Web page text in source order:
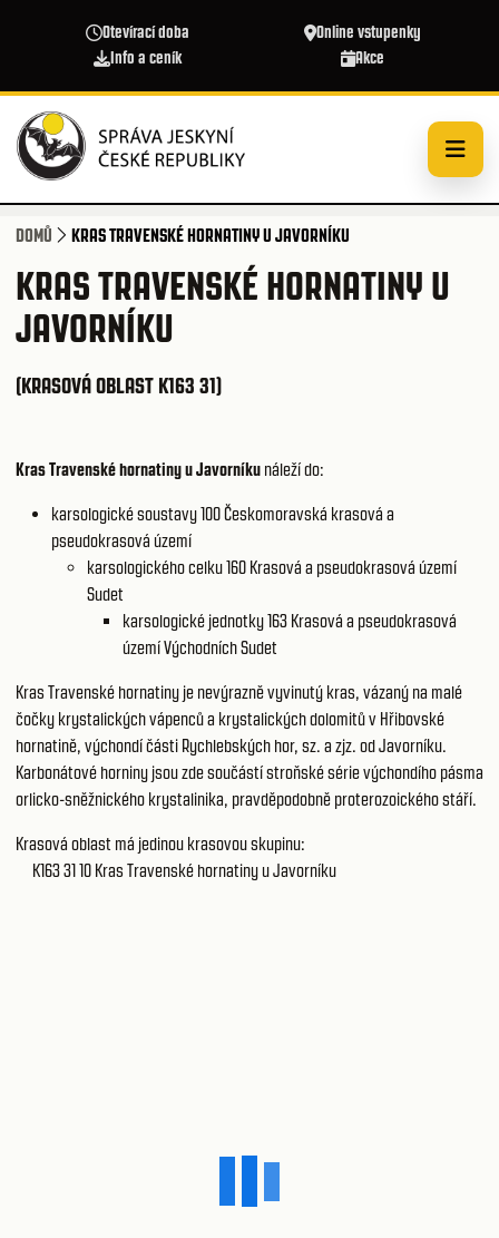
Otevírací doba
Online vstupenky
Info a ceník
Akce
DOMŮ KRAS TRAVENSKÉ HORNATINY U JAVORNÍKU
KRAS TRAVENSKÉ HORNATINY U
JAVORNÍKU
(KRASOVÁ OBLAST K163 31)
Kras Travenské hornatiny u Javorníku náleží do:
karsologické soustavy 100Českomoravská krasová a
pseudokrasová území
karsologického celku 160 Krasová a pseudokrasová území
Sudet
karsologické jednotky 163 Krasová a pseudokrasová
území Východních Sudet
Kras Travenské hornatiny je nevýrazně vyvinutý kras, vázaný na malé
čočky krystalických vápenců a krystalických dolomitů v Hřibovské
hornatině, výchondí části Rychlebských hor, sz. a zjz. od Javorníku.
Karbonátové horniny jsou zde součástí stroňské série výchondího pásma
orlicko-sněžnického krystalinika, pravděpodobně proterozoického stáří.
Krasová oblast má jedinou krasovou skupinu:
K163 31 10 Kras Travenské hornatiny u Javorníku